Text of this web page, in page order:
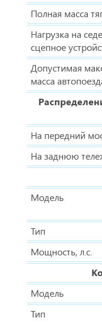
Полная масса
Нагрузка на
сцепное
Допустимая
масса
На передний
На заднюю
Модель
Тип
Мощность, л.с.
Модель
Тип